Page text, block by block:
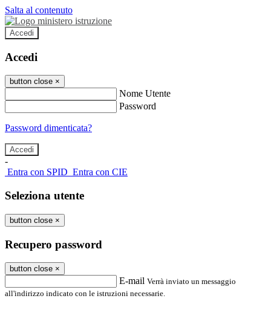
Salta al contenuto
Accedi
Accedi
button close ×
Nome Utente
Password
Password dimenticata?
-
Entra con SPID Entra con CIE
Seleziona utente
button close ×
Recupero password
button close ×
E-mail Verrà inviato un messaggio
all'indirizzo indicato con le istruzioni necessarie.